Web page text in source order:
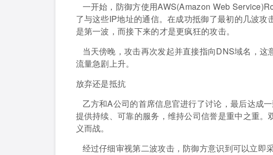
一开始，防御方使用AWS(Amazon Web
了与这些IP地址的通信。在成功抵御了最初的几波
是第一波，而接下来的才是更疯狂的攻击。
当天傍晚，攻击再次发起并直接指向DNS域名，
流量急剧上升。
放弃还是抵抗
乙方和A公司的首席信息官进行了讨论，最后达成
提供持续、可靠的服务，维持公司信誉是重中之重
义而战。
经过仔细审视第二波攻击，防御方意识到可以立即